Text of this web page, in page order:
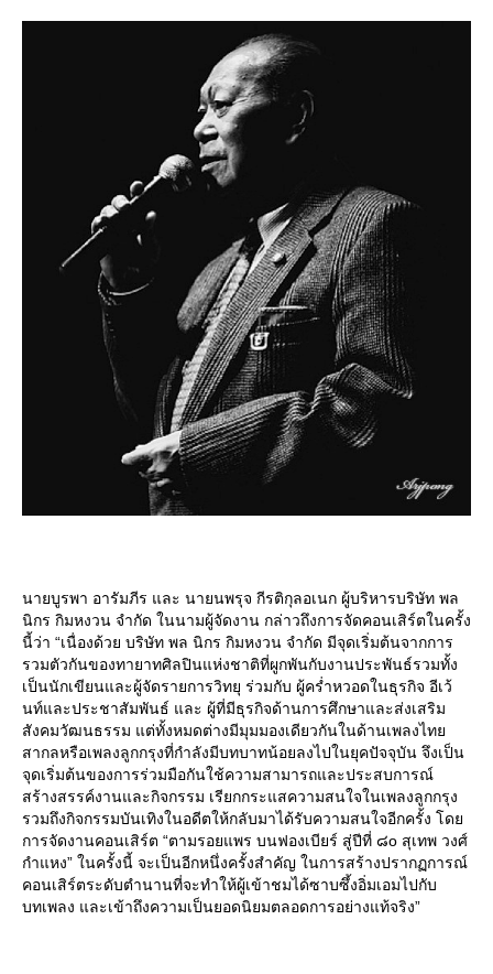
นายบูรพา อารัมภีร และ นายนพรุจ กีรติกุลอเนก ผู้บริหารบริษัท พล
นิกร กิมหงวน จำกัด ในนามผู้จัดงาน กล่าวถึงการจัดคอนเสิร์ตในครั้ง
นี้ว่า “เนื่องด้วย บริษัท พล นิกร กิมหงวน จำกัด มีจุดเริ่มต้นจากการ
รวมตัวกันของทายาทศิลปินแห่งชาติที่ผูกพันกับงานประพันธ์รวมทั้ง
เป็นนักเขียนและผู้จัดรายการวิทยุ ร่วมกับ ผู้คร่ำหวอดในธุรกิจ อีเว้
นท์และประชาสัมพันธ์ และ ผู้ที่มีธุรกิจด้านการศึกษาและส่งเสริม
สังคมวัฒนธรรม แต่ทั้งหมดต่างมีมุมมองเดียวกันในด้านเพลงไท
สากลหรือเพลงลูกกรุงที่กำลังมีบทบาทน้อยลงไปในยุคปัจจุบัน จึงเป็น
จุดเริ่มต้นของการร่วมมือกันใช้ความสามารถและประสบการณ์
สร้างสรรค์งานและกิจกรรม เรียกกระแสความสนใจในเพลงลูกกรุง
รวมถึงกิจกรรมบันเทิงในอดีตให้กลับมาได้รับความสนใจอีกครั้ง โด
การจัดงานคอนเสิร์ต “ตามรอยแพร บนฟองเบียร์ สู่ปีที่ ๘o สุเทพ วงศ์
กำแหง” ในครั้งนี้ จะเป็นอีกหนึ่งครั้งสำคัญ ในการสร้างปรากฏการณ์
คอนเสิร์ตระดับตำนานที่จะทำให้ผู้เข้าชมได้ซาบซึ้งอิ่มเอมไปกับ
บทเพลง และเข้าถึงความเป็นยอดนิยมตลอดการอย่างแท้จริง”